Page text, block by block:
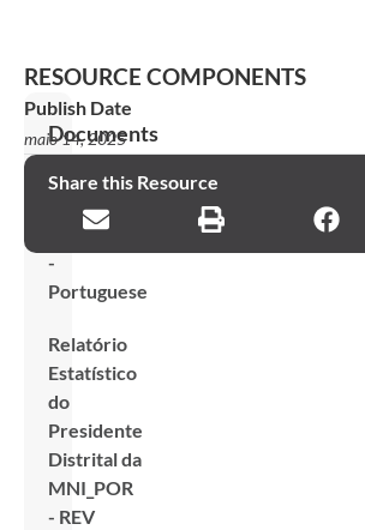
RESOURCE COMPONENTS
Documents
District
Statistical
Worksheet
-
Portuguese
Relatório
Estatístico
do
Presidente
Distrital da
MNI_POR
- REV
Publish Date
maio 14, 2025
Share this Resource